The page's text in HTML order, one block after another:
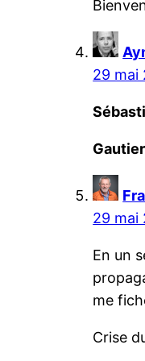
29 mai
29 mai
En un
me
Crise